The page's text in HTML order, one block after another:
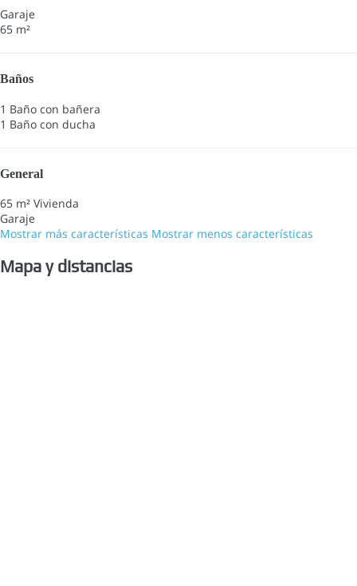
Garaje
65 m²
Baños
1 Baño con bañera
1 Baño con ducha
General
65 m² Vivienda
Garaje
Mostrar más características Mostrar menos características
Mapa y distancias